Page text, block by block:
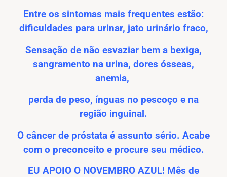
Entre os sintomas mais frequentes estão:
dificuldades para urinar, jato urinário fraco,
Sensação de não esvaziar bem a bexiga,
sangramento na urina, dores ósseas,
anemia,
perda de peso, ínguas no pescoço e na
região inguinal.
O câncer de próstata é assunto sério. Acabe
com o preconceito e procure seu médico.
EU APOIO O NOVEMBRO AZUL! Mês de